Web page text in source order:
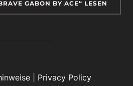
GABON BY ACE“ LESEN
Privacy Policy